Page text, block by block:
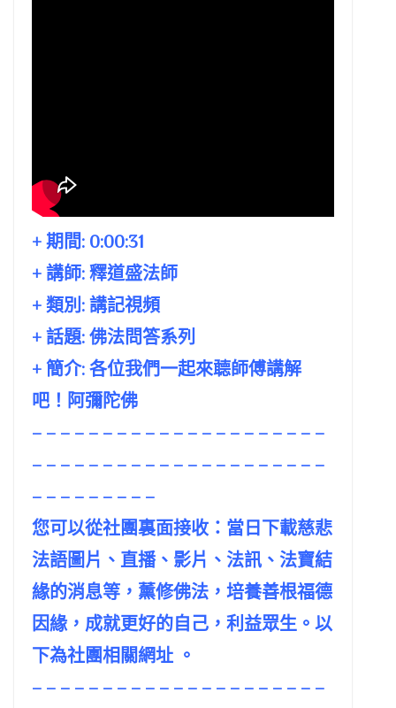
+ 期間: 0:00:31
+ 講師: 釋道盛法師
+ 類別: 講記視頻
+ 話題: 佛法問答系列
+ 簡介: 各位我們一起來聼師傅講解
吧！阿彌陀佛
– – – – – – – – – – – – – – – – – – – – –
– – – – – – – – – – – – – – – – – – – – –
– – – – – – – – –
您可以從社團裏面接收：當日下載慈悲
法語圖片、直播、影片、法訊、法寶結
緣的消息等，薰修佛法，培養善根福德
因緣，成就更好的自己，利益眾生。以
下為社團相關網址 。
– – – – – – – – – – – – – – – – – – – – –